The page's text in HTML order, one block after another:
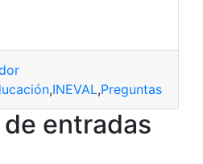
,INEVAL,Preguntas
entradas